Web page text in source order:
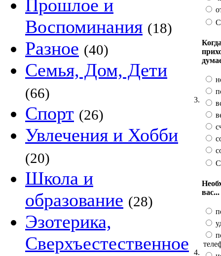
Прошлое и
Воспоминания (18)
Разное (40)
Семья, Дом, Дети
(66)
Спорт (26)
Увлечения и Хобби
(20)
Школа и
образование (28)
Эзотерика,
Сверхъестественное
3.
4.
вас...